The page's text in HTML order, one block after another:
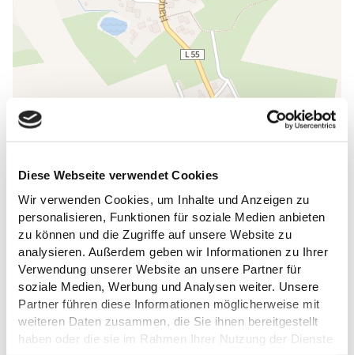
Diese Webseite verwendet Cookies
Wir verwenden Cookies, um Inhalte und Anzeigen zu
personalisieren, Funktionen für soziale Medien anbieten
zu können und die Zugriffe auf unsere Website zu
analysieren. Außerdem geben wir Informationen zu Ihrer
Verwendung unserer Website an unsere Partner für
soziale Medien, Werbung und Analysen weiter. Unsere
Partner führen diese Informationen möglicherweise mit
weiteren Daten zusammen, die Sie ihnen bereitgestellt
haben oder die sie im Rahmen Ihrer Nutzung der Dienste
ALLGEMEINE INFORMATIONEN
ÖFFNUNGSZEITEN
AUSSTATTUNG